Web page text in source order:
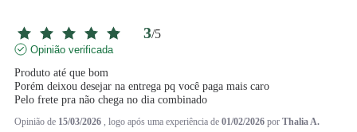
3/5
Opinião verificada
Produto até que bom
Porém deixou desejar na entrega pq você paga mais caro
Pelo frete pra não chega no dia combinado
Opinião de 15/03/2026 , logo após uma experiência de 01/02/2026 por Thalia A.